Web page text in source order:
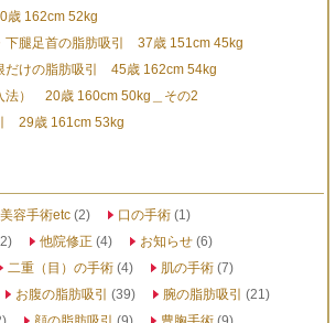
162cm 52kg
下腿足首の脂肪吸引 37歳 151cm 45kg
だけの脂肪吸引 45歳 162cm 54kg
法） 20歳 160cm 50kg＿その2
29歳 161cm 53kg
美容手術etc (2) 口の手術 (1)
他院修正 (4) お知らせ (6)
二重（目）の手術 (4) 肌の手術 (7)
お腹の脂肪吸引 (39) 腕の脂肪吸引
(21)